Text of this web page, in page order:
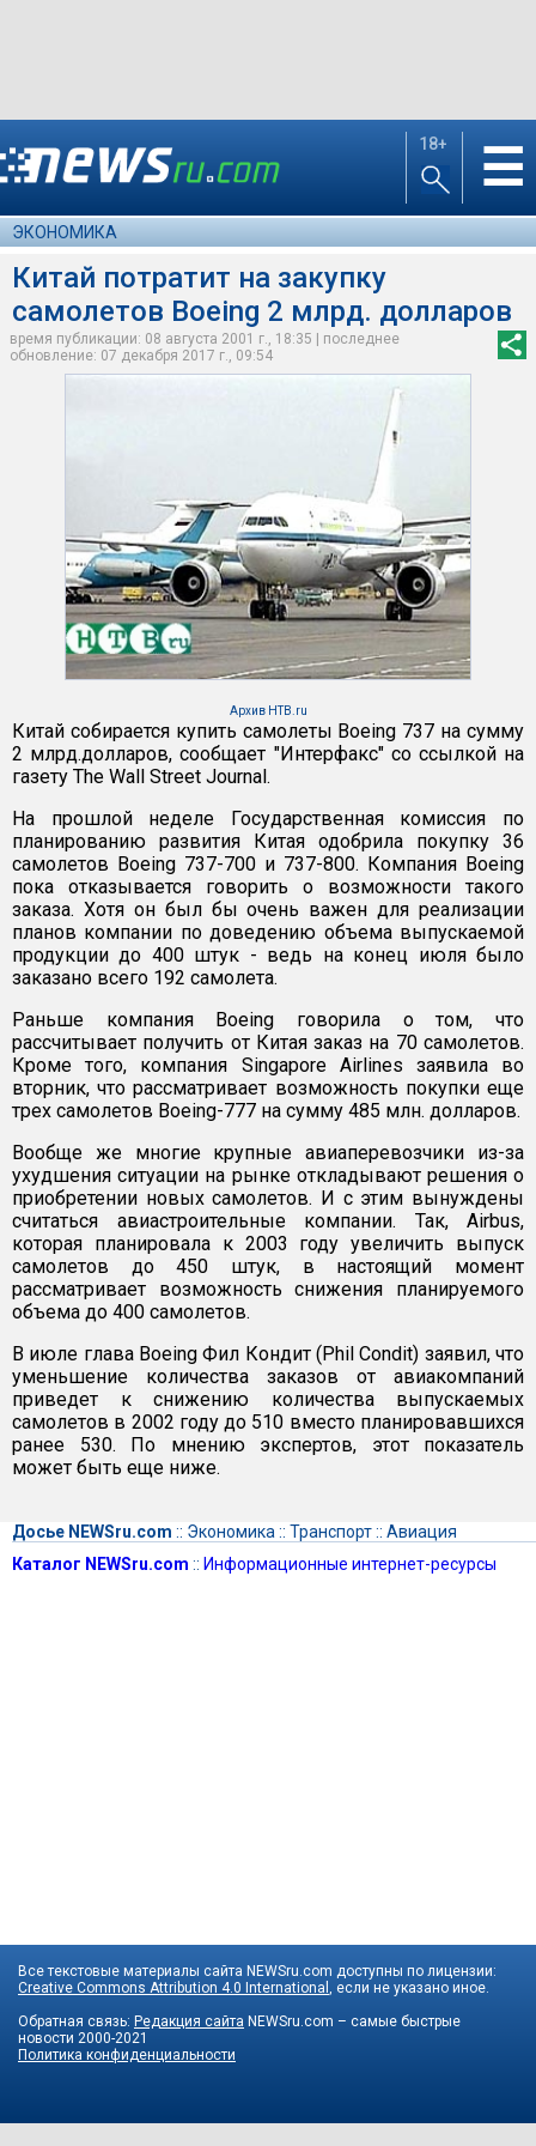
18+ ☰
ЭКОНОМИКА
Китай потратит на закупку
самолетов Boeing 2 млрд. долларов
время публикации: 08 августа 2001 г., 18:35 | последнее
обновление: 07 декабря 2017 г., 09:54
Архив НТВ.ru
Китай собирается купить самолеты Boeing 737 на сумму
2 млрд.долларов, сообщает "Интерфакс" со ссылкой на
газету The Wall Street Journal.
На прошлой неделе Государственная комиссия по
планированию развития Китая одобрила покупку 36
самолетов Boeing 737-700 и 737-800. Компания Boeing
пока отказывается говорить о возможности такого
заказа. Хотя он был бы очень важен для реализации
планов компании по доведению объема выпускаемой
продукции до 400 штук - ведь на конец июля было
заказано всего 192 самолета.
Раньше компания Boeing говорила о том, что
рассчитывает получить от Китая заказ на 70 самолетов.
Кроме того, компания Singapore Airlines заявила во
вторник, что рассматривает возможность покупки еще
трех самолетов Boeing-777 на сумму 485 млн. долларов.
Вообще же многие крупные авиаперевозчики из-за
ухудшения ситуации на рынке откладывают решения о
приобретении новых самолетов. И с этим вынуждены
считаться авиастроительные компании. Так, Airbus,
которая планировала к 2003 году увеличить выпуск
самолетов до 450 штук, в настоящий момент
рассматривает возможность снижения планируемого
объема до 400 самолетов.
В июле глава Boeing Фил Кондит (Phil Condit) заявил, что
уменьшение количества заказов от авиакомпаний
приведет к снижению количества выпускаемых
самолетов в 2002 году до 510 вместо планировавшихся
ранее 530. По мнению экспертов, этот показатель
может быть еще ниже.
Досье NEWSru.com :: Экономика :: Транспорт:: Авиация
Каталог NEWSru.com :: Информационные интернет-ресурсы
Все текстовые материалы сайта NEWSru.com доступны по лицензии:
Creative Commons Attribution 4.0 International
, если не указано иное.
Обратная связь: Редакция сайта NEWSru.com – самые быстрые
новости 2000-2021
Политика конфиденциальности